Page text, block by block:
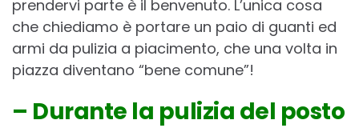
prendervi parte è il benvenuto. L’unica cosa
che chiediamo è portare un paio di guanti ed
armi da pulizia a piacimento, che una volta in
piazza diventano “bene comune”!
– Durante la pulizia del posto